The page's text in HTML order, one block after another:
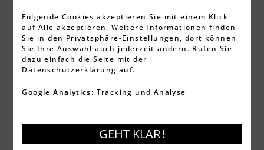
Folgende Cookies akzeptieren Sie mit einem Klick
auf Alle akzeptieren. Weitere Informationen finden
Sie in den Privatsphäre-Einstellungen, dort können
Sie Ihre Auswahl auch jederzeit ändern. Rufen Sie
dazu einfach die Seite mit der
Datenschutzerklärung auf.
Google Analytics: Tracking und Analyse
GEHT KLAR !